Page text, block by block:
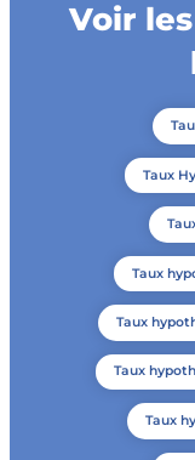
Voir
Taux
Taux
Taux
Taux
Taux